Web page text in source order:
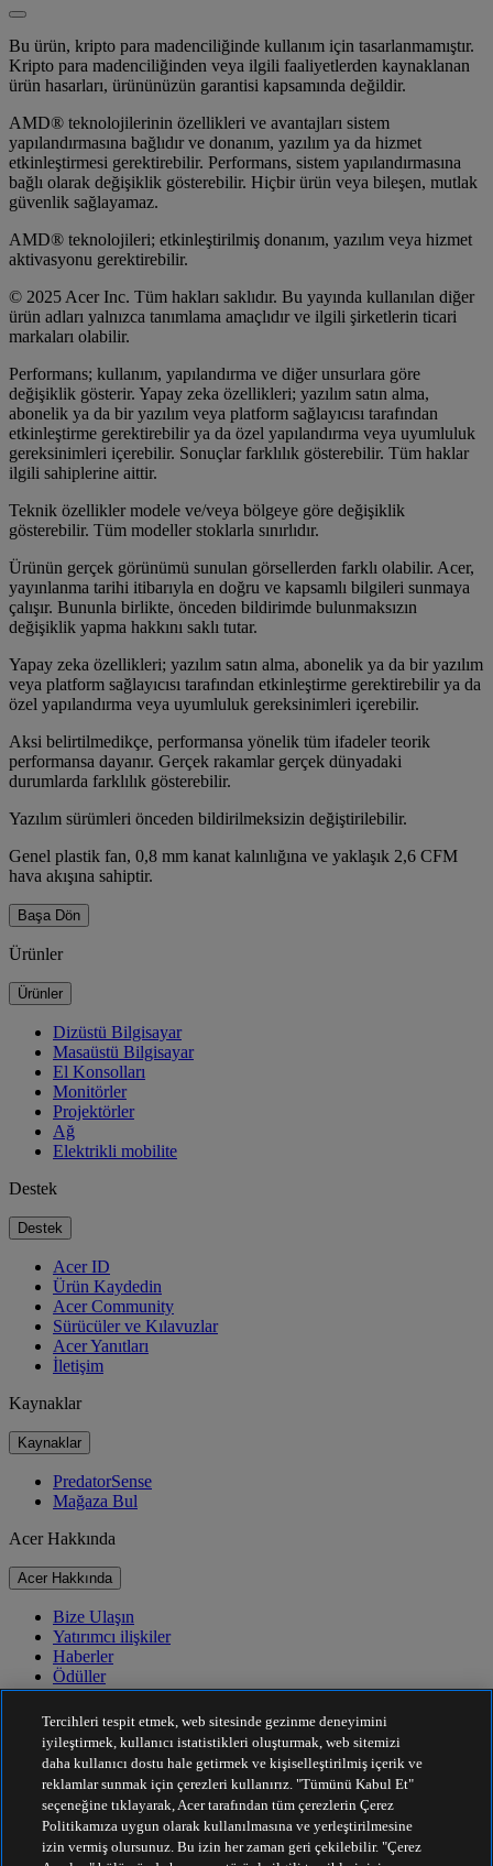
Bu ürün, kripto para madenciliğinde kullanım için tasarlanmamıştır.
Kripto para madenciliğinden veya ilgili faaliyetlerden kaynaklanan
ürün hasarları, ürününüzün garantisi kapsamında değildir.
AMD® teknolojilerinin özellikleri ve avantajları sistem
yapılandırmasına bağlıdır ve donanım, yazılım ya da hizmet
etkinleştirmesi gerektirebilir. Performans, sistem yapılandırmasına
bağlı olarak değişiklik gösterebilir. Hiçbir ürün veya bileşen, mutlak
güvenlik sağlayamaz.
AMD® teknolojileri; etkinleştirilmiş donanım, yazılım veya hizmet
aktivasyonu gerektirebilir.
© 2025 Acer Inc. Tüm hakları saklıdır. Bu yayında kullanılan diğer
ürün adları yalnızca tanımlama amaçlıdır ve ilgili şirketlerin ticari
markaları olabilir.
Performans; kullanım, yapılandırma ve diğer unsurlara göre
değişiklik gösterir. Yapay zeka özellikleri; yazılım satın alma,
abonelik ya da bir yazılım veya platform sağlayıcısı tarafından
etkinleştirme gerektirebilir ya da özel yapılandırma veya uyumluluk
gereksinimleri içerebilir. Sonuçlar farklılık gösterebilir. Tüm haklar
ilgili sahiplerine aittir.
Teknik özellikler modele ve/veya bölgeye göre değişiklik
gösterebilir. Tüm modeller stoklarla sınırlıdır.
Ürünün gerçek görünümü sunulan görsellerden farklı olabilir. Acer,
yayınlanma tarihi itibarıyla en doğru ve kapsamlı bilgileri sunmaya
çalışır. Bununla birlikte, önceden bildirimde bulunmaksızın
değişiklik yapma hakkını saklı tutar.
Yapay zeka özellikleri; yazılım satın alma, abonelik ya da bir yazılım
veya platform sağlayıcısı tarafından etkinleştirme gerektirebilir ya da
özel yapılandırma veya uyumluluk gereksinimleri içerebilir.
Aksi belirtilmedikçe, performansa yönelik tüm ifadeler teorik
performansa dayanır. Gerçek rakamlar gerçek dünyadaki
durumlarda farklılık gösterebilir.
Yazılım sürümleri önceden bildirilmeksizin değiştirilebilir.
Genel plastik fan, 0,8 mm kanat kalınlığına ve yaklaşık 2,6 CFM
hava akışına sahiptir.
Başa Dön
Ürünler
Ürünler
Dizüstü Bilgisayar
Masaüstü Bilgisayar
El Konsolları
Monitörler
Projektörler
Ağ
Elektrikli mobilite
Destek
Destek
Acer ID
Ürün Kaydedin
Acer Community
Sürücüler ve Kılavuzlar
Acer Yanıtları
İletişim
Kaynaklar
Kaynaklar
PredatorSense
Mağaza Bul
Acer Hakkında
Acer Hakkında
Bize Ulaşın
Yatırımcı ilişkiler
Haberler
Ödüller
Etkinlikler
Sürdürülebilirlik
Sürdürülebilirlik
Kurumsal Sosyal Sorumluluk
Ürün Karbon Ayak İzi
Project Humanity
Tercihleri tespit etmek, web sitesinde gezinme deneyimini
iyileştirmek, kullanıcı istatistikleri oluşturmak, web sitemizi
daha kullanıcı dostu hale getirmek ve kişiselleştirilmiş içerik ve
reklamlar sunmak için çerezleri kullanırız. "Tümünü Kabul Et"
seçeneğine tıklayarak, Acer tarafından tüm çerezlerin Çerez
Politikamıza uygun olarak kullanılmasına ve yerleştirilmesine
izin vermiş olursunuz. Bu izin her zaman geri çekilebilir. "Çerez